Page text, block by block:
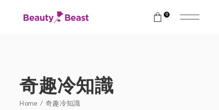
0
奇趣冷知識
Home 奇趣冷知識